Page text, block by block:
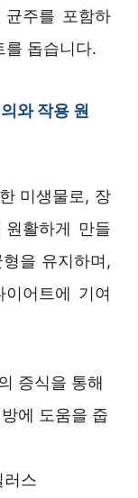
주를 포함하
를 돕습니다.
와 작용 원
미생물로, 장
활하게 만들
을 유지하며,
어트에 기여
증식을 통해
에 도움을 줍
러스